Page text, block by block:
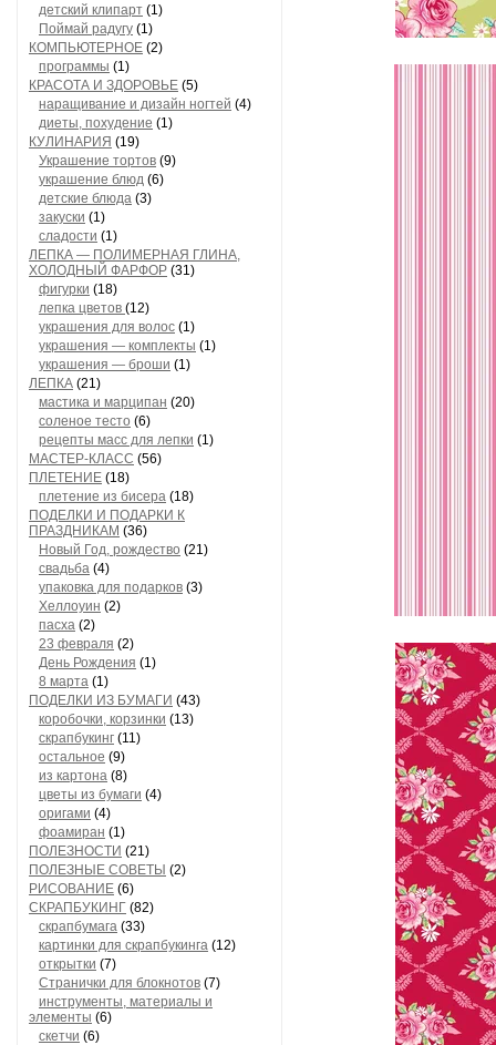
детский клипарт (1)
Поймай радугу (1)
КОМПЬЮТЕРНОЕ (2)
программы (1)
КРАСОТА И ЗДОРОВЬЕ (5)
наращивание и дизайн ногтей (4)
диеты, похудение (1)
КУЛИНАРИЯ (19)
Украшение тортов (9)
украшение блюд (6)
детские блюда (3)
закуски (1)
сладости (1)
ЛЕПКА — ПОЛИМЕРНАЯ ГЛИНА,
ХОЛОДНЫЙ ФАРФОР (31)
фигурки (18)
лепка цветов (12)
украшения для волос (1)
украшения — комплекты (1)
украшения — броши (1)
ЛЕПКА (21)
мастика и марципан (20)
соленое тесто (6)
рецепты масс для лепки (1)
МАСТЕР-КЛАСС (56)
ПЛЕТЕНИЕ (18)
плетение из бисера (18)
ПОДЕЛКИ И ПОДАРКИ К
ПРАЗДНИКАМ (36)
Новый Год, рождество (21)
свадьба (4)
упаковка для подарков (3)
Хеллоуин (2)
пасха (2)
23 февраля (2)
День Рождения (1)
8 марта (1)
ПОДЕЛКИ ИЗ БУМАГИ (43)
коробочки, корзинки (13)
скрапбукинг (11)
остальное (9)
из картона (8)
цветы из бумаги (4)
оригами (4)
фоамиран (1)
ПОЛЕЗНОСТИ (21)
ПОЛЕЗНЫЕ СОВЕТЫ (2)
РИСОВАНИЕ (6)
СКРАПБУКИНГ (82)
скрапбумага (33)
картинки для скрапбукинга (12)
открытки (7)
Странички для блокнотов (7)
инструменты, материалы и
элементы (6)
скетчи (6)